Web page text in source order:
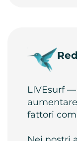
LIVEsurf
fattori